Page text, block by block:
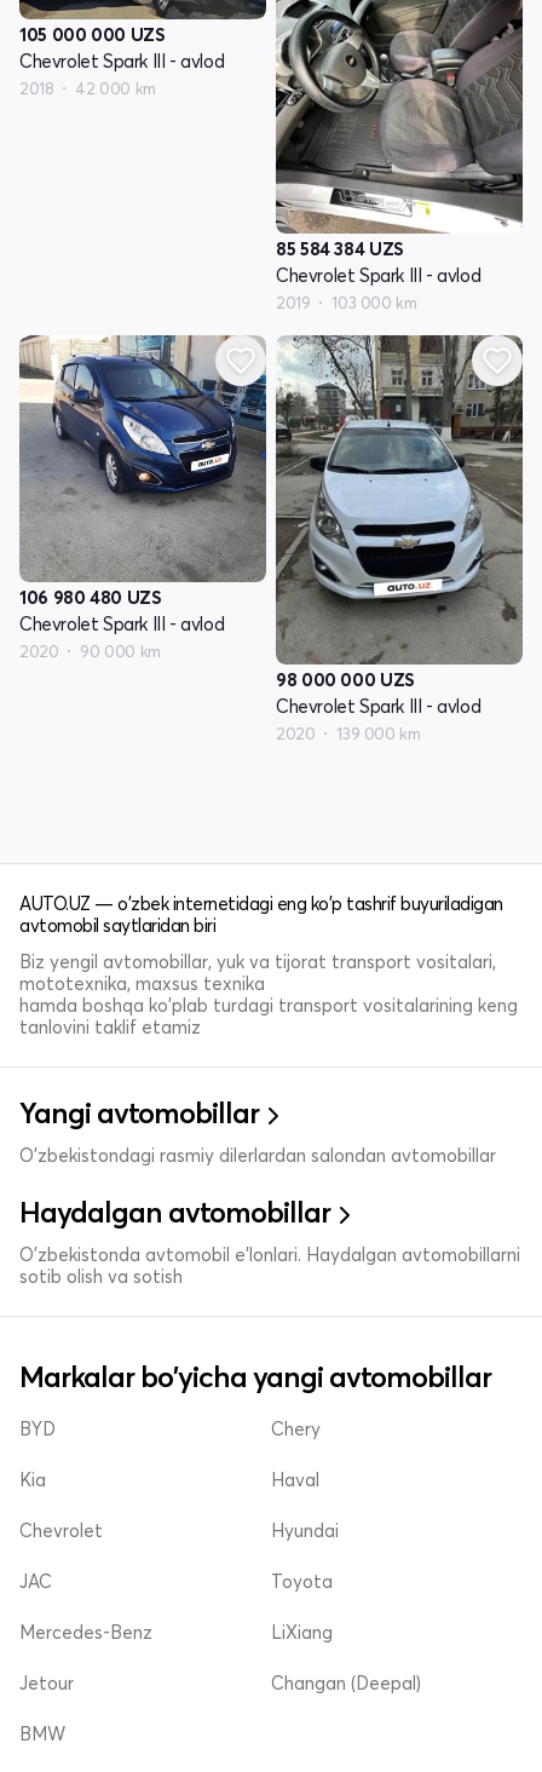
105 000 000 UZS
Chevrolet Spark III - avlod
2018 42 000 km
85 584 384 UZS
Chevrolet Spark III - avlod
2019 103 000 km
106 980 480 UZS
Chevrolet Spark III - avlod
2020 90 000 km
98 000 000 UZS
Chevrolet Spark III - avlod
2020 139 000 km
AUTO.UZ — o'zbek internetidagi eng ko'p tashrif buyuriladigan
avtomobil saytlaridan biri
Biz yengil avtomobillar, yuk va tijorat transport vositalari,
mototexnika, maxsus texnika
hamda boshqa ko'plab turdagi transport vositalarining keng
tanlovini taklif etamiz
Yangi avtomobillar
O'zbekistondagi rasmiy dilerlardan salondan avtomobillar
Haydalgan avtomobillar
O'zbekistonda avtomobil e’lonlari. Haydalgan avtomobillarni
sotib olish va sotish
Markalar bo'yicha yangi avtomobillar
BYD
Kia
Chevrolet
Chery
Haval
Hyundai
JAC
Mercedes-Benz
Jetour
Toyota
LiXiang
Changan (Deepal)
BMW